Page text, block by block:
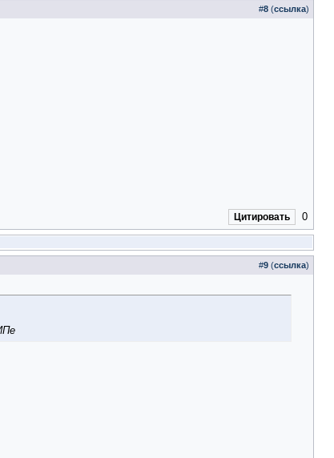
#8 (ссылка)
Цитировать 0
#9 (ссылка)